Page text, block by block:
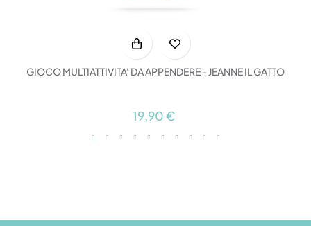
GIOCO MULTIATTIVITA' DA APPENDERE - JEANNE IL GATTO
19,90 €